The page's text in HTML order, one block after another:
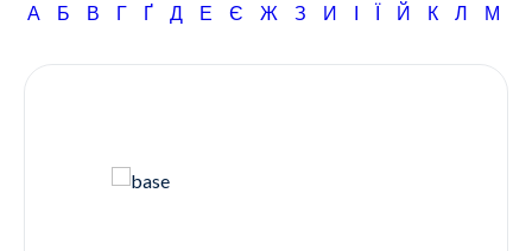
Гінекологія
А Б В Г Ґ Д Е Є Ж З И І Ї Й К Л М